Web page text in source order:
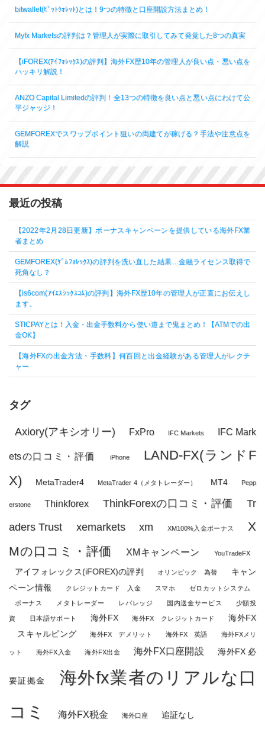
bitwallet(ﾋﾞｯﾄｳｫﾚｯﾄ)とは！9つの特徴と口座開設方法まとめ！
Myfx Marketsの評判は？管理人が実際に取引してみて発覚した8つの真実
【iFOREX(ｱｲﾌｫﾚｯｸｽ)の評判】海外FX歴10年の管理人が良い点・悪い点を
ハッキリ解説！
ANZO Capital Limitedの評判！全13つの特徴を良い点と悪い点にわけて公
平ジャッジ！
GEMFOREXでスワップポイント狙いの両建てが稼げる？手法や注意点を
解説
最近の投稿
【2022年2月28日更新】ボーナスキャンペーンを提供している海外FX業
者まとめ
GEMFOREX(ｹﾞﾑﾌｫﾚｯｸｽ)の評判を洗い直した結果…金融ライセンス取得で
死角なし？
【is6com(ｱｲｴｽｼｯｸｽｺﾑ)の評判】海外FX歴10年の管理人が正直にお伝えし
ます。
STICPAYとは！入金・出金手数料から使い道まで鬼まとめ！【ATMでの出
金OK】
【海外FXの出金方法・手数料】何百回と出金経験がある管理人がレクチ
ャー
タグ
Axiory(アキシオリー) FxPro IFC Markets IFC Mark
etsの口コミ・評価 iPhone
LAND-FX(ランドF
X)
MetaTrader4 MetaTrader 4（メタトレーダー） MT4 Pepp
erstone Thinkforex ThinkForexの口コミ・評価
Tr
aders Trust
xemarkets xm XM100%入金ボーナス
X
Mの口コミ・評価
XMキャンペーン YouTradeFX
アイフォレックス(iFOREX)の評判 オリンピック 為替
キャン
ペーン情報
クレジットカード 入金 スマホ ゼロカットシステム
ボーナス メタトレーダー レバレッジ 国内送金サービス 少額投
資 日本語サポート 海外FX 海外FX クレジットカード
海外FX
スキャルピング
海外FX デメリット 海外FX 英語 海外FXメリ
ット 海外FX入金 海外FX出金 海外FX口座開設 海外FX 必
要証拠金
海外fx業者のリアルな口
コミ
海外FX税金 海外口座 追証なし